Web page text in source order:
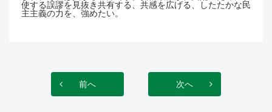
使する誤謬を見抜き共有する、共感を広げる、したたかな民
主主義の力を、強めたい。
前へ 次へ